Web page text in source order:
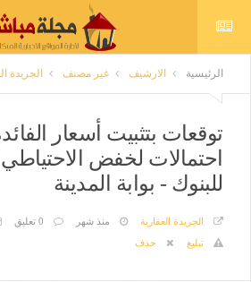
الرئيسية الارشيف غير مصنف الجريدة
توقعات بتثبيت أسعار
احتمالات لخفض الاحتياطي
للبنوك - بوابة المدينة
الجريدة العقارية منذ شهر 0 تعليق
تبليغ
حذف